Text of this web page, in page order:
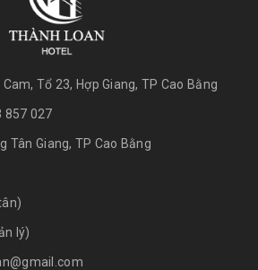
Tổ 23, Hợp Giang, TP Cao Bằng
857 027
Tân Giang, TP Cao Bằng
lý)